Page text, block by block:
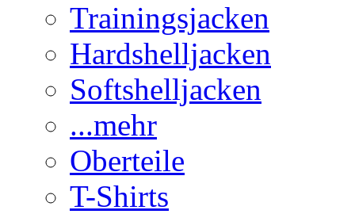
Trainingsjacken
Hardshelljacken
Softshelljacken
...mehr
Oberteile
T-Shirts